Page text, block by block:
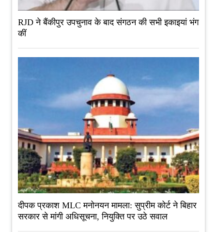
RJD ने बैंकीपुर उपचुनाव के बाद संगठन की सभी इकाइयां भंग
कीं
दीपक प्रकाश MLC मनोनयन मामला: सुप्रीम कोर्ट ने बिहार
सरकार से मांगी अधिसूचना, नियुक्ति पर उठे सवाल